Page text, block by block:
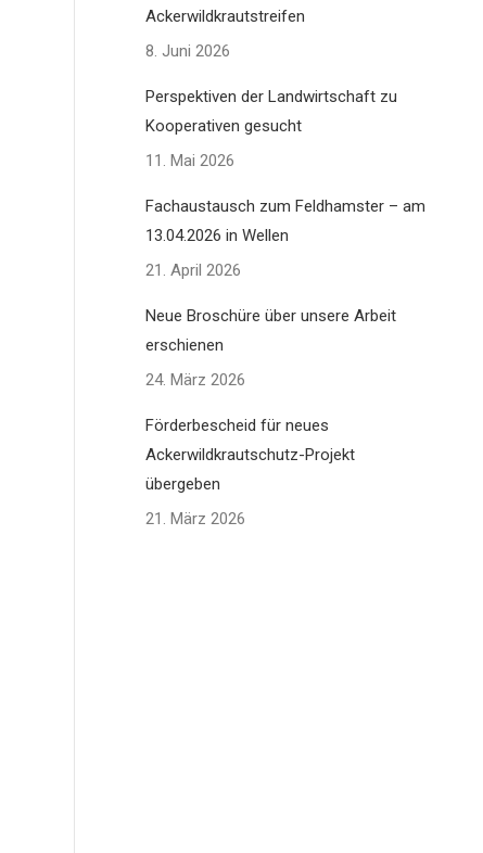
Ackerwildkrautstreifen
8. Juni 2026
Perspektiven der Landwirtschaft zu
Kooperativen gesucht
11. Mai 2026
Fachaustausch zum Feldhamster – am
13.04.2026 in Wellen
21. April 2026
Neue Broschüre über unsere Arbeit
erschienen
24. März 2026
Förderbescheid für neues
Ackerwildkrautschutz-Projekt
übergeben
21. März 2026